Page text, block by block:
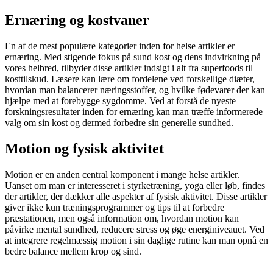
Ernæring og kostvaner
En af de mest populære kategorier inden for helse artikler er
ernæring. Med stigende fokus på sund kost og dens indvirkning på
vores helbred, tilbyder disse artikler indsigt i alt fra superfoods til
kosttilskud. Læsere kan lære om fordelene ved forskellige diæter,
hvordan man balancerer næringsstoffer, og hvilke fødevarer der kan
hjælpe med at forebygge sygdomme. Ved at forstå de nyeste
forskningsresultater inden for ernæring kan man træffe informerede
valg om sin kost og dermed forbedre sin generelle sundhed.
Motion og fysisk aktivitet
Motion er en anden central komponent i mange helse artikler.
Uanset om man er interesseret i styrketræning, yoga eller løb, findes
der artikler, der dækker alle aspekter af fysisk aktivitet. Disse artikler
giver ikke kun træningsprogrammer og tips til at forbedre
præstationen, men også information om, hvordan motion kan
påvirke mental sundhed, reducere stress og øge energiniveauet. Ved
at integrere regelmæssig motion i sin daglige rutine kan man opnå en
bedre balance mellem krop og sind.